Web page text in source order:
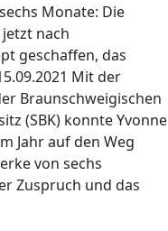
Monate: Die
nach
geschaffen, das
Mit der
Braunschweigischen
(SBK) konnte Yvonne
Jahr auf den Weg
von sechs
Zuspruch und das